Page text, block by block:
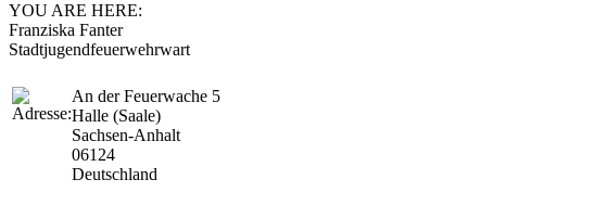
YOU ARE HERE:
Franziska Fanter
Stadtjugendfeuerwehrwart
An der Feuerwache 5
Halle (Saale)
Sachsen-Anhalt
06124
Deutschland